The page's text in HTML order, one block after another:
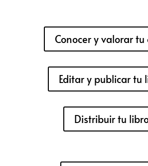
Conocer y valorar tu
Editar y publicar tu
Distribuir tu